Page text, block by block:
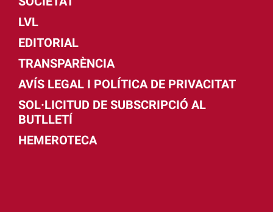
LVL
EDITORIAL
TRANSPARÈNCIA
AVÍS LEGAL I POLÍTICA DE PRIVACITAT
SOL·LICITUD DE SUBSCRIPCIÓ AL
BUTLLETÍ
HEMEROTECA